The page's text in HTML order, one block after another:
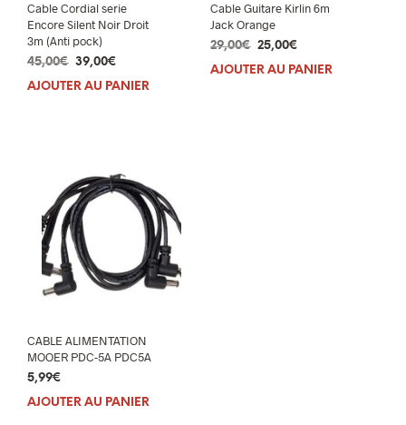
Cable Cordial serie
Encore Silent Noir Droit
3m (Anti pock)
45,00€ Le
prix
39,00€
prix
AJOUTER AU PANIER
Cable Guitare Kirlin 6m
Jack Orange
29,00€ Le
prix
25,00€Le
prix
AJOUTER AU PANIER
CABLE ALIMENTATION
MOOER PDC-5A PDC5A
5,99€
AJOUTER AU PANIER